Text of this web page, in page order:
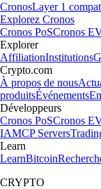
CronosLayer 1
Explorez Cronos
Cronos PoSCronos
Explorer
AffiliationInstitutions
Crypto.com
À propos de nous
produitsÉvénements
Développeurs
Cronos PoSCronos
IAMCP Servers
Learn
LearnBitcoin
CRYPTO